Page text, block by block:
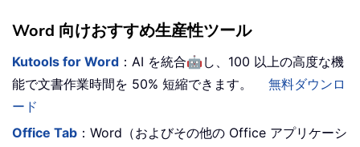
Word 向けおすすめ生産性ツール
Kutools for Word ：AI を統合🤖 し、100 以上の高度な機
能で文書作業時間を 50% 短縮できます。
無料ダウンロ
ード
Office Tab ：Word（およびその他の Office アプリケーシ